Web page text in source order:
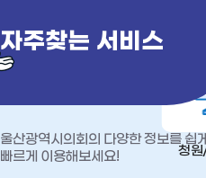
자주찾는 서비스
울산광역시의회의 다양한 정보를 쉽
빠르게 이용해보세요!
청